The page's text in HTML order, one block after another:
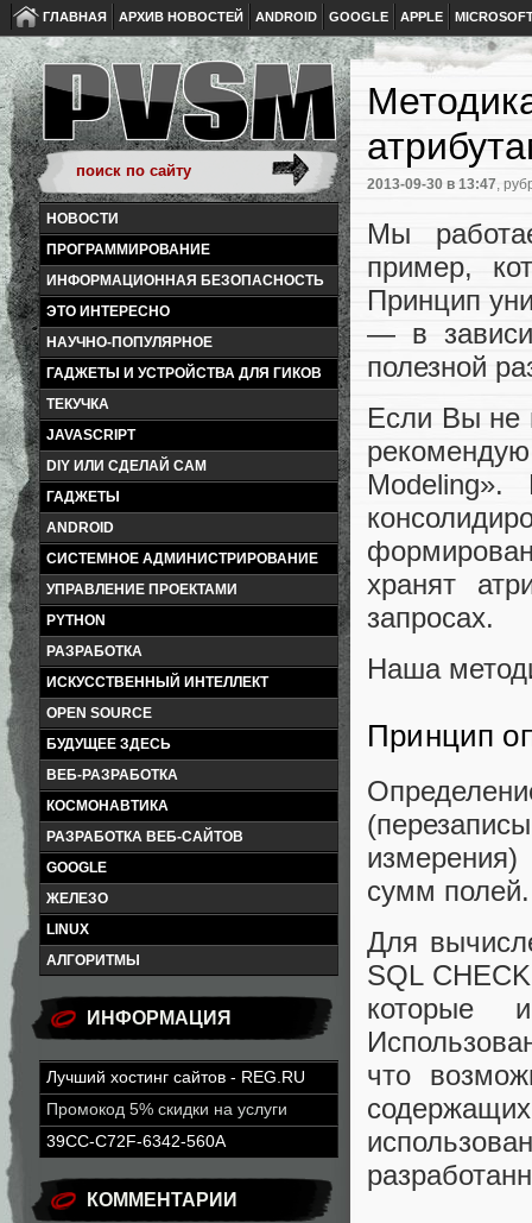
ГЛАВНАЯ АРХИВ НОВОСТЕЙ ANDROID GOOGLE APPLE
НОВОСТИ
ПРОГРАММИРОВАНИЕ
ИНФОРМАЦИОННАЯ БЕЗОПАСНОСТЬ
ЭТО ИНТЕРЕСНО
НАУЧНО-ПОПУЛЯРНОЕ
ГАДЖЕТЫ И УСТРОЙСТВА ДЛЯ ГИКОВ
ТЕКУЧКА
JAVASCRIPT
DIY ИЛИ СДЕЛАЙ САМ
ГАДЖЕТЫ
ANDROID
СИСТЕМНОЕ АДМИНИСТРИРОВАНИЕ
УПРАВЛЕНИЕ ПРОЕКТАМИ
PYTHON
РАЗРАБОТКА
ИСКУССТВЕННЫЙ ИНТЕЛЛЕКТ
OPEN SOURCE
БУДУЩЕЕ ЗДЕСЬ
ВЕБ-РАЗРАБОТКА
КОСМОНАВТИКА
РАЗРАБОТКА ВЕБ-САЙТОВ
GOOGLE
ЖЕЛЕЗО
LINUX
АЛГОРИТМЫ
ИНФОРМАЦИЯ
Лучший хостинг сайтов - REG.RU
Промокод 5% скидки на услуги
39CC-C72F-6342-560A
КОММЕНТАРИИ
2013-09-30 в 13:47,
Мы
пример,
Принцип
— в
полезной
Если Вы не
хранят
запросах.
Наша
Принцип
сумм полей.
Для
SQL
которые
что